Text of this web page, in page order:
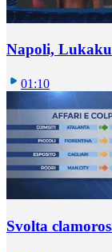
Napoli, Lukaku
01:10
Svolta